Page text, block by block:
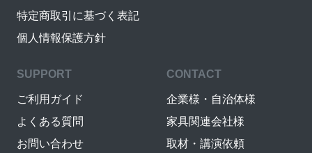
特定商取引に基づく表記
個人情報保護方針
SUPPORT
ご利用ガイド
よくある質問
お問い合わせ
CONTACT
企業様・自治体様
家具関連会社様
取材・講演依頼